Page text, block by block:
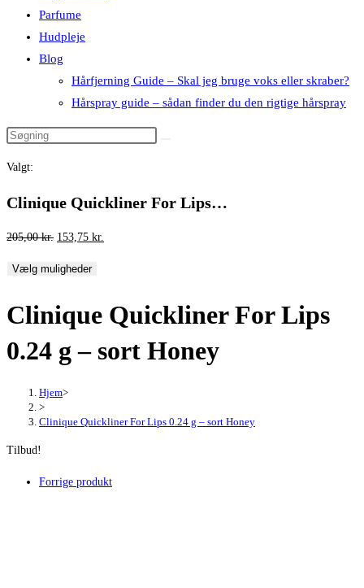
Parfume
Hudpleje
Blog
Hårfjerning Guide – Skal jeg bruge voks eller skraber?
Hårspray guide – sådan finder du den rigtige hårspray
Valgt:
Clinique Quickliner For Lips…
205,00kr. Den
pris
205,00 kr..
153,75 kr.
153,75 kr..
Vælg muligheder
Clinique Quickliner For Lips
0.24 g – sort Honey
Hjem>
>
Clinique Quickliner For Lips 0.24 g – sort Honey
Tilbud!
Forrige produkt